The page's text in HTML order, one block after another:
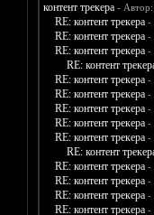
контент трекера - Автор:
RE: контент трекера -
RE: контент трекера -
RE: контент трекера -
RE: контент
RE: контент трекера -
RE: контент трекера -
RE: контент трекера -
RE: контент трекера -
RE: контент трекера -
RE: контент
RE: контент трекера -
RE: контент трекера -
RE: контент трекера -
RE: контент трекера -